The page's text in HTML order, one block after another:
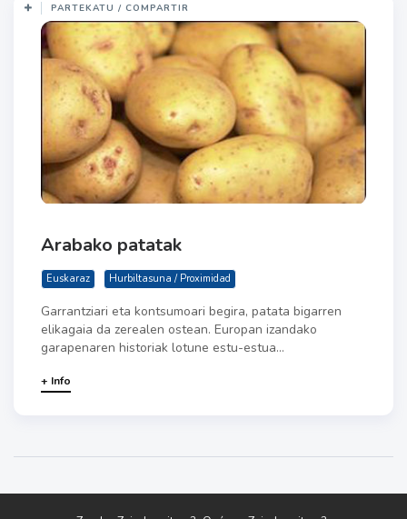
PARTEKATU / COMPARTIR
Arabako patatak
Euskaraz Hurbiltasuna / Proximidad
Garrantziari eta kontsumoari begira, patata bigarren
elikagaia da zerealen ostean. Europan izandako
garapenaren historiak lotune estu-estua...
+ Info